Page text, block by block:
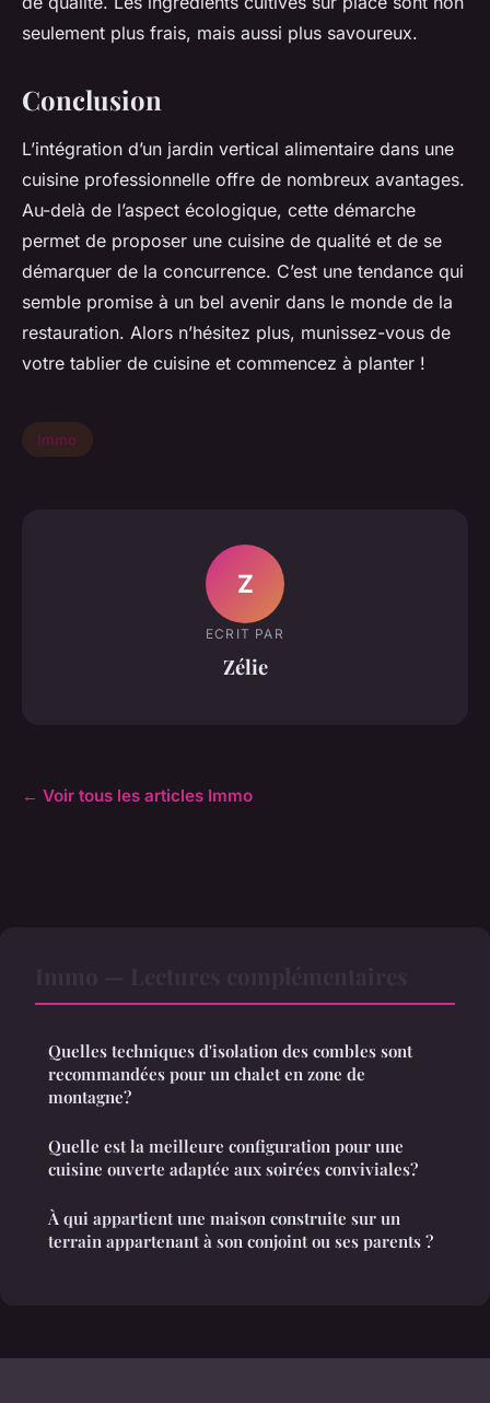
seulement plus frais, mais aussi plus savoureux.
Conclusion
L’intégration d’un jardin vertical alimentaire dans une
cuisine professionnelle offre de nombreux avantages.
Au-delà de l’aspect écologique, cette démarche
permet de proposer une cuisine de qualité et de se
démarquer de la concurrence. C’est une tendance qui
semble promise à un bel avenir dans le monde de la
restauration. Alors n’hésitez plus, munissez-vous de
votre tablier de cuisine et commencez à planter !
Immo
Z
ECRIT PAR
Zélie
← Voir tous les articles Immo
Quelles techniques d'isolation des combles sont
recommandées pour un chalet en zone de
montagne?
Quelle est la meilleure configuration pour une
cuisine ouverte adaptée aux soirées conviviales?
À qui appartient une maison construite sur un
terrain appartenant à son conjoint ou ses parents ?